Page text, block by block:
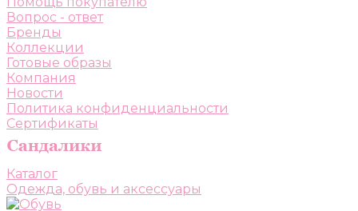
Вопрос - ответ
Бренды
Коллекции
Готовые образы
Компания
Новости
Политика конфиденциальности
Сертификаты
Каталог
Одежда, обувь и аксессуары